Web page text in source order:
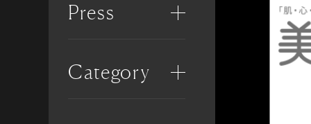
Press
Category